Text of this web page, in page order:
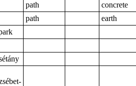
path
concrete
path
earth